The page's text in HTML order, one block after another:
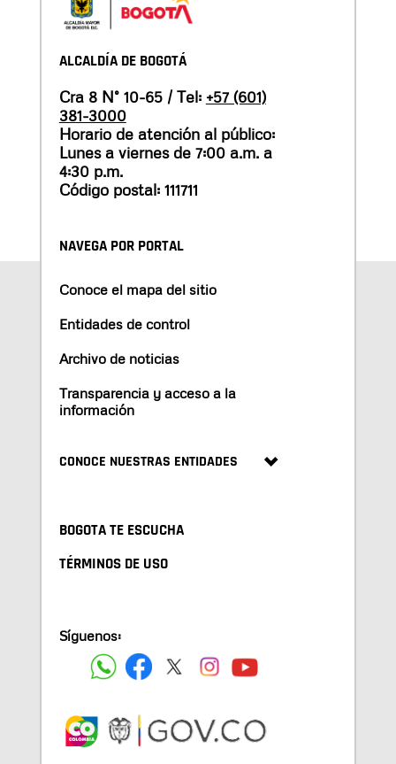
ALCALDÍA DE BOGOTÁ
Cra 8 N° 10-65 / Tel: +57 (601)
381-3000
Horario de atención al público:
Lunes a viernes de 7:00 a.m. a
4:30 p.m.
Código postal: 111711
NAVEGA POR PORTAL
Conoce el mapa del sitio
Entidades de control
Archivo de noticias
Transparencia y acceso a la
información
CONOCE NUESTRAS ENTIDADES
BOGOTA TE ESCUCHA
TÉRMINOS DE USO
Síguenos: